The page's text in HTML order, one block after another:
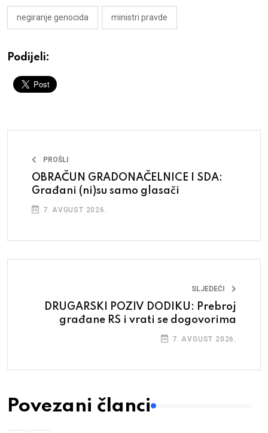
negiranje genocida ministri pravde
Podijeli:
PROŠLI
OBRAČUN GRADONAČELNICE I SDA:
Građani (ni)su samo glasači
7. AVGUST 2026.
SLJEDEĆI
DRUGARSKI POZIV DODIKU: Prebroj
građane RS i vrati se dogovorima
7. AVGUST 2026.
Povezani članci